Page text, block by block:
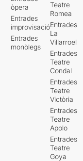
òpera
Entrades
improvisació
Entrades
monòlegs
Teatre
Romea
Entrades
La
Villarroel
Entrades
Teatre
Condal
Entrades
Teatre
Victòria
Entrades
Teatre
Apolo
Entrades
Teatre
Goya